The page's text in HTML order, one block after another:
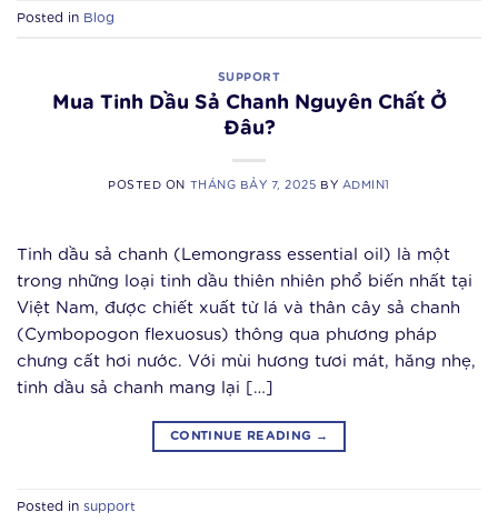
Posted in Blog
SUPPORT
Mua Tinh Dầu Sả Chanh Nguyên Chất Ở
Đâu?
POSTED ON THÁNG BẢY 7, 2025 BY ADMIN1
Tinh dầu sả chanh (Lemongrass essential oil) là một
trong những loại tinh dầu thiên nhiên phổ biến nhất tại
Việt Nam, được chiết xuất từ lá và thân cây sả chanh
(Cymbopogon flexuosus) thông qua phương pháp
chưng cất hơi nước. Với mùi hương tươi mát, hăng nhẹ,
tinh dầu sả chanh mang lại […]
CONTINUE READING →
Posted in support